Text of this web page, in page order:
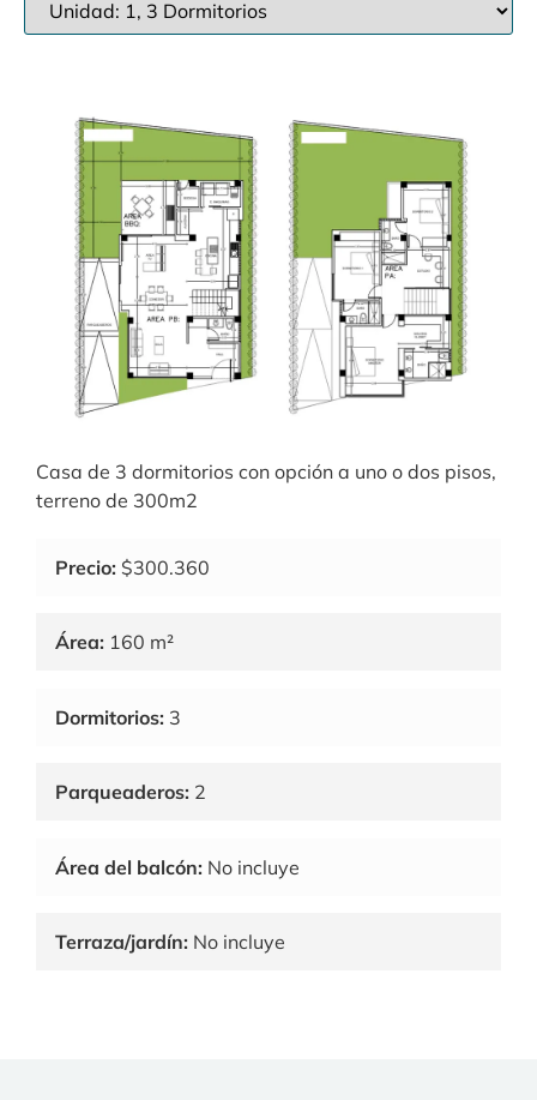
Casa de 3 dormitorios con opción a uno o dos pisos,
terreno de 300m2
Precio: $300.360
Área: 160 m²
Dormitorios: 3
Parqueaderos: 2
Área del balcón: No incluye
Terraza/jardín: No incluye